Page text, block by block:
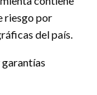
riesgo por
del país.